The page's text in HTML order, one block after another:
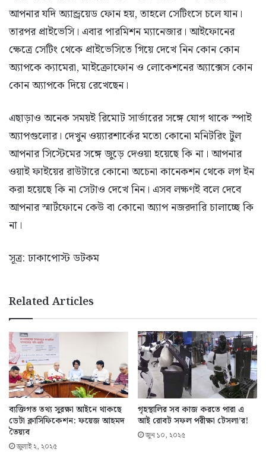
আপনার যদি অ্যান্ড্রয়েড ফোন হয়, তাহলে সেটিংসে চলে যান।
তারপর প্রাইভেসি। এবার পারমিশন ম্যানেজার। আইফোনের
ক্ষেত্রে সেটিং থেকে প্রাইভেসিতে গিয়ে দেখে নিন কোন কোন
অ্যাপকে ক্যামেরা, মাইক্রোফোন ও লোকেশনের অ্যাক্সেস কোন
কোন অ্যাপকে দিয়ে রেখেছেন।
এছাড়াও অনেক সময়ই রিমোট সার্ভারের সঙ্গে যোগ থাকে স্পাই
অ্যাপগুলোর। দেখুন ওয়্যারশার্কের মতো কোনো মনিটরিং টুল
আপনার সিস্টেমের সঙ্গে জুড়ে দেওয়া হয়েছে কি না। আপনার
ওয়াই ফাইয়ের রাউটারে কোনো অচেনা কানেকশন থেকে লগ ইন
করা হয়েছে কি না সেটাও দেখে নিন। এসব লক্ষণই বলে দেবে
আপনার স্মার্টফোনে কেউ বা কোনো অ্যাপ নজরদারি চালাচ্ছে কি
না।
সূত্র: ঢাকাপোস্ট ডটকম
Related Articles
ব্যক্তিগত তথ্য সুরক্ষা আইনে থাকছে
ডেটা ক্লাসিফিকেশন: ফয়েজ আহমদ
তৈয়্যব
জুলাই ২, ২০২৫
গৃহস্থালির সব কাজ করতে পারা এ
আই রোবট সফল পরীক্ষা টেসলা’র!
জুন ১০, ২০২৫